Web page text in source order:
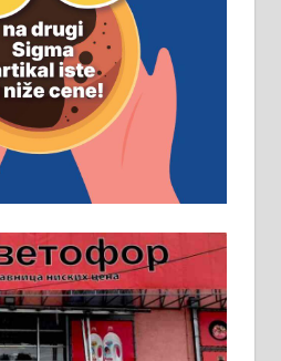
Рудник
запошљава 20
Услови:
пожељно радно
и сличним
не и неопходан
смештај,
032/57-41-122 –
радова
и
061/25-28-058